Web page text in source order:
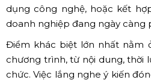
dụng công nghệ, hoặc kết
doanh nghiệp đang ngày càng
Điểm khác biệt lớn nhất nằm
chương trình, từ nội dung, thời
chức. Việc lắng nghe ý kiến